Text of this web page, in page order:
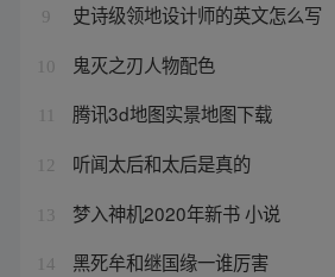
9 史诗级领地设计师的英文怎么写
10 鬼灭之刃人物配色
腾讯3d地图实景地图下载
12 听闻太后和太后是真的
13 梦入神机2020年新书 小说
14 黑死牟和继国缘一谁厉害